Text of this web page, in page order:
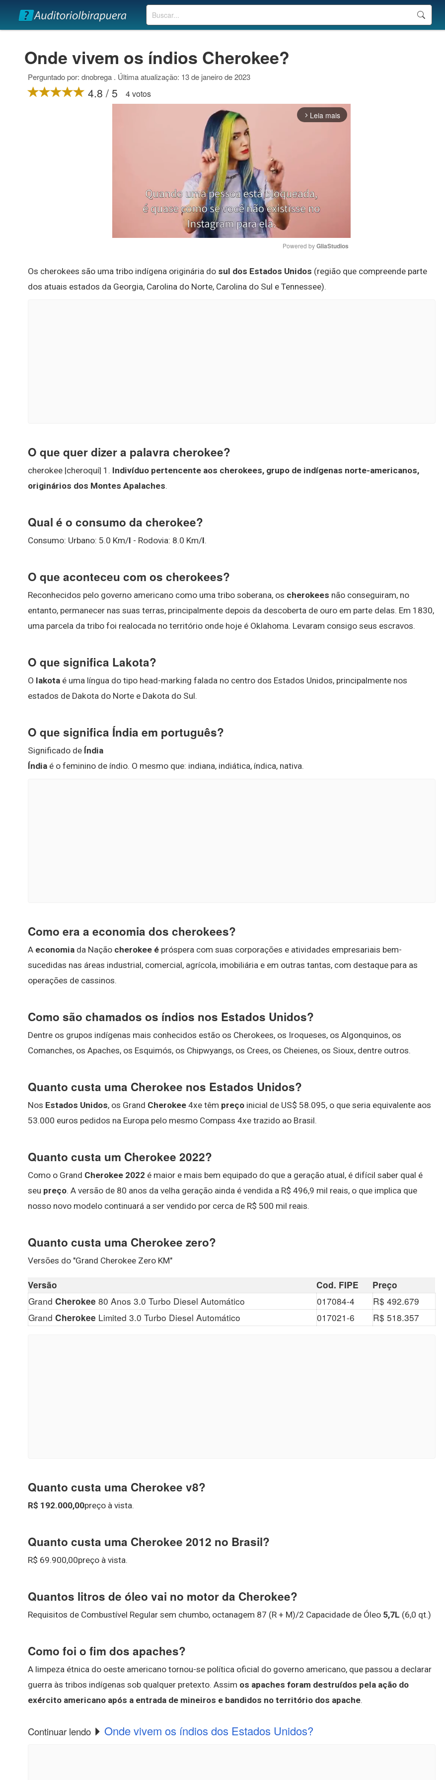
Buscar
Onde vivem os índios Cherokee?
Perguntado por: dnobrega . Última atualização: 13 de janeiro de 2023
4.8 / 5 4 votos
arrow_forward_ios Leia mais
Mute
Powered by GliaStudios
Os cherokees são uma tribo indígena originária do sul dos Estados Unidos (região que compreende parte
dos atuais estados da Georgia, Carolina do Norte, Carolina do Sul e Tennessee).
O que quer dizer a palavra cherokee?
cherokee |cheroquí| 1. Indivíduo pertencente aos cherokees, grupo de indígenas norte-americanos,
originários dos Montes Apalaches.
Qual é o consumo da cherokee?
Consumo: Urbano: 5.0 Km/l - Rodovia: 8.0 Km/l.
O que aconteceu com os cherokees?
Reconhecidos pelo governo americano como uma tribo soberana, os cherokees não conseguiram, no
entanto, permanecer nas suas terras, principalmente depois da descoberta de ouro em parte delas. Em 1830,
uma parcela da tribo foi realocada no território onde hoje é Oklahoma. Levaram consigo seus escravos.
O que significa Lakota?
O lakota é uma língua do tipo head-marking falada no centro dos Estados Unidos, principalmente nos
estados de Dakota do Norte e Dakota do Sul.
O que significa Índia em português?
Significado de Índia
Índia é o feminino de índio. O mesmo que: indiana, indiática, índica, nativa.
Como era a economia dos cherokees?
A economia da Nação cherokee é próspera com suas corporações e atividades empresariais bem-
sucedidas nas áreas industrial, comercial, agrícola, imobiliária e em outras tantas, com destaque para as
operações de cassinos.
Como são chamados os índios nos Estados Unidos?
Dentre os grupos indígenas mais conhecidos estão os Cherokees, os Iroqueses, os Algonquinos, os
Comanches, os Apaches, os Esquimós, os Chipwyangs, os Crees, os Cheienes, os Sioux, dentre outros.
Quanto custa uma Cherokee nos Estados Unidos?
Nos Estados Unidos, os Grand Cherokee 4xe têm preço inicial de US$ 58.095, o que seria equivalente aos
53.000 euros pedidos na Europa pelo mesmo Compass 4xe trazido ao Brasil.
Quanto custa um Cherokee 2022?
Como o Grand Cherokee 2022 é maior e mais bem equipado do que a geração atual, é difícil saber qual é
seu preço. A versão de 80 anos da velha geração ainda é vendida a R$ 496,9 mil reais, o que implica que
nosso novo modelo continuará a ser vendido por cerca de R$ 500 mil reais.
Quanto custa uma Cherokee zero?
Versões do "Grand Cherokee Zero KM"
Versão Cod. FIPE Preço
Grand Cherokee 80 Anos 3.0 Turbo Diesel Automático 017084-4
R$ 492.679
Grand Cherokee Limited 3.0 Turbo Diesel Automático 017021-6 R$ 518.357
Quanto custa uma Cherokee v8?
R$ 192.000,00preço à vista.
Quanto custa uma Cherokee 2012 no Brasil?
R$ 69.900,00preço à vista.
Quantos litros de óleo vai no motor da Cherokee?
Requisitos de Combustível Regular sem chumbo, octanagem 87 (R + M)/2 Capacidade de Óleo 5,7L (6,0 qt.)
Como foi o fim dos apaches?
A limpeza étnica do oeste americano tornou-se política oficial do governo americano, que passou a declarar
guerra às tribos indígenas sob qualquer pretexto. Assim os apaches foram destruídos pela ação do
exército americano após a entrada de mineiros e bandidos no território dos apache.
Continuar lendo Onde vivem os índios dos Estados Unidos?